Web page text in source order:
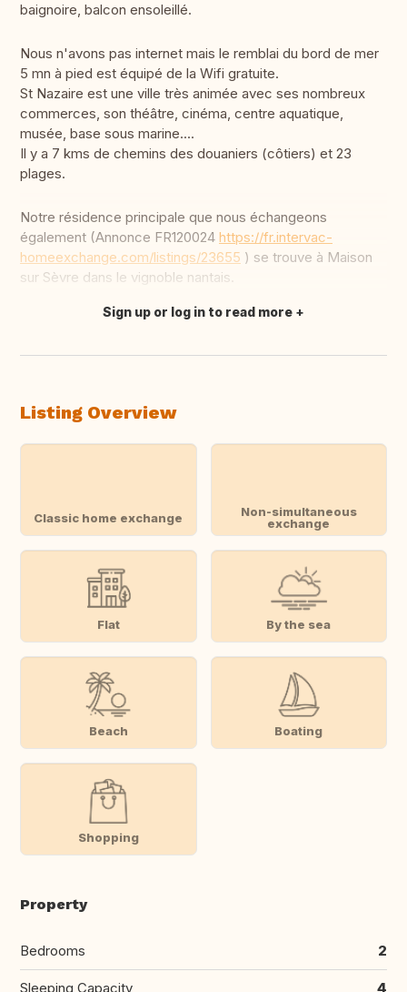
baignoire, balcon ensoleillé.
Nous n'avons pas internet mais le remblai du bord de mer
5 mn à pied est équipé de la Wifi gratuite.
St Nazaire est une ville très animée avec ses nombreux
commerces, son théâtre, cinéma, centre aquatique,
musée, base sous marine....
Il y a 7 kms de chemins des douaniers (côtiers) et 23
plages.
Notre résidence principale que nous échangeons
également (Annonce FR120024 https://fr.intervac-
homeexchange.com/listings/23655 ) se trouve à Maison
sur Sèvre dans le vignoble nantais.
Translate this
Sign up or log in to read more
Listing Overview
Classic home exchange
Non-simultaneous
exchange
Flat By the sea
Beach Boating
Shopping
Property
Bedrooms 2
Sleeping Capacity 4